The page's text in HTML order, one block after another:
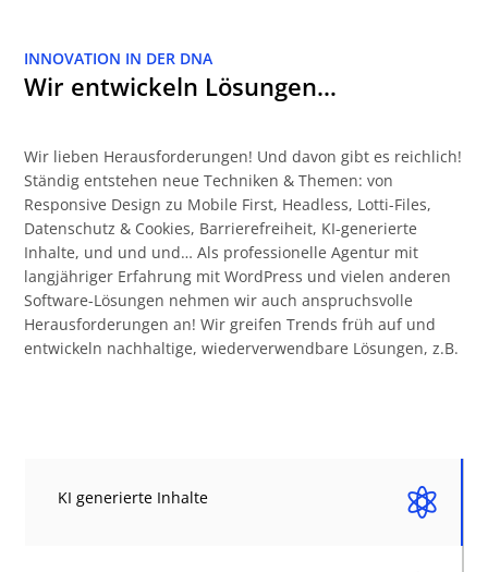
INNOVATION IN DER DNA
Wir entwickeln Lösungen…
Wir lieben Herausforderungen! Und davon gibt es reichlich!
Ständig entstehen neue Techniken & Themen: von
Responsive Design zu Mobile First, Headless, Lotti-Files,
Datenschutz & Cookies, Barrierefreiheit, KI-generierte
Inhalte, und und und… Als professionelle Agentur mit
langjähriger Erfahrung mit WordPress und vielen anderen
Software-Lösungen nehmen wir auch anspruchsvolle
Herausforderungen an! Wir greifen Trends früh auf und
entwickeln nachhaltige, wiederverwendbare Lösungen, z.B.

KI generierte Inhalte